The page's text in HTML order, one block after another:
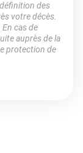
des
votre décès.
En cas de
auprès de la
protection de